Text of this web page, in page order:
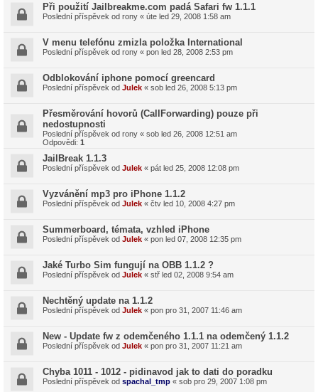
Při použití Jailbreakme.com padá Safari fw 1.1.1
Poslední příspěvek od rony « úte led 29, 2008 1:58 am
V menu telefónu zmizla položka International
Poslední příspěvek od rony « pon led 28, 2008 2:53 pm
Odblokování iphone pomocí greencard
Poslední příspěvek od Julek « sob led 26, 2008 5:13 pm
Přesměrování hovorů (CallForwarding) pouze při
nedostupnosti
Poslední příspěvek od rony « sob led 26, 2008 12:51 am
Odpovědi: 1
JailBreak 1.1.3
Poslední příspěvek od Julek « pát led 25, 2008 12:08 pm
Vyzvánění mp3 pro iPhone 1.1.2
Poslední příspěvek od Julek « čtv led 10, 2008 4:27 pm
Summerboard, témata, vzhled iPhone
Poslední příspěvek od Julek « pon led 07, 2008 12:35 pm
Jaké Turbo Sim fungují na OBB 1.1.2 ?
Poslední příspěvek od Julek « stř led 02, 2008 9:54 am
Nechtěný update na 1.1.2
Poslední příspěvek od Julek « pon pro 31, 2007 11:46 am
New - Update fw z odemčeného 1.1.1 na odemčený 1.1.2
Poslední příspěvek od Julek « pon pro 31, 2007 11:21 am
Chyba 1011 - 1012 - pidinavod jak to dati do poradku
Poslední příspěvek od spachal_tmp « sob pro 29, 2007 1:08 pm